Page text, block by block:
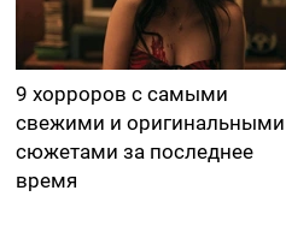
9 хорроров с самыми
свежими и оригинальными
сюжетами за последнее
время